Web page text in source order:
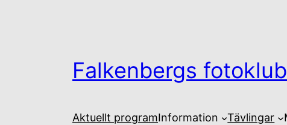
Falkenbergs
Aktuellt programInformation Tävlingar